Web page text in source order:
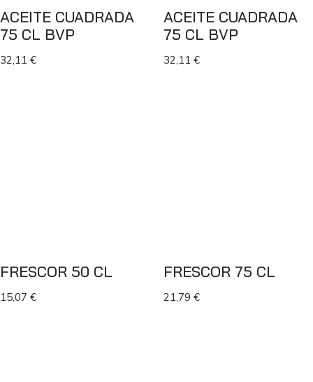
ACEITE CUADRADA
75 CL BVP
32,11 €
ACEITE CUADRADA
75 CL BVP
32,11 €
FRESCOR 50 CL
15,07 €
FRESCOR 75 CL
21,79 €